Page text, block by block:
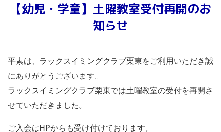
【幼児・学童】土曜教室受付再開のお
知らせ
平素は、ラックスイミングクラブ栗東をご利用いただき誠
にありがとうございます。
ラックスイミングクラブ栗東では土曜教室の受付を再開さ
せていただきました。
ご入会はHPからも受け付けております。
施設のご案内
入会案内
スクールカレンダー
スクールバス